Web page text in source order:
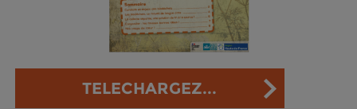
TELECHARGEZ...